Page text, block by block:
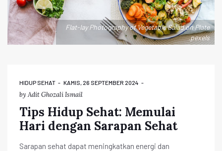
Flat-lay Photography of Vegetable Salad on Plate
.pexels
HIDUP SEHAT KAMIS, 26 SEPTEMBER 2024
by Adit Ghozali Ismail
Tips Hidup Sehat: Memulai
Hari dengan Sarapan Sehat
Sarapan sehat dapat meningkatkan energi dan